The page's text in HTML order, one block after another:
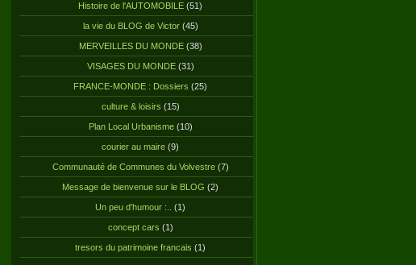
Histoire de l'AUTOMOBILE (51)
la vie du BLOG de Victor(45)
MERVEILLES DU MONDE(38)
VISAGES DU MONDE(31)
FRANCE-MONDE : Dossiers (25)
culture & loisirs (15)
Plan Local Urbanisme(10)
courier au maire (9)
Communauté de Communes du Volvestre(7)
Message de bienvenue sur le BLOG (2)
Un peu d'humour :.. (1)
concept cars (1)
tresors du patrimoine francais (1)